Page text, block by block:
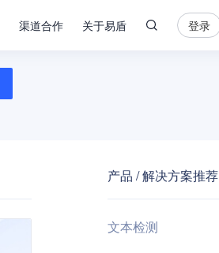
渠道合作 关于易盾
安
全
登录
产品 / 解决方案推荐
文本检测